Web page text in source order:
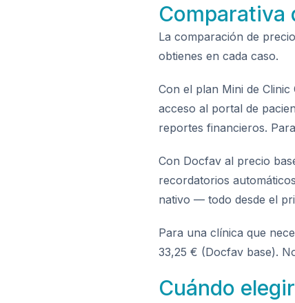
Comparativa
La comparación de
obtienes en cada caso.
Con el plan Mini de
acceso al portal de
reportes financieros.
Con Docfav al precio
recordatorios
nativo — todo desde el
Para una clínica que
33,25 € (Docfav base).
Cuándo